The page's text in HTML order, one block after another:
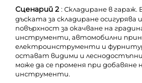
Сценарий 2 : Складиране в
дъската за складиране осигурява
повърхност за окачване на
инструменти, автомобилни
електроинструменти и
остават видими и
може да се променя при добавяне
инструменти.